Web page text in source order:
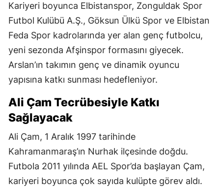
Kariyeri boyunca Elbistanspor, Zonguldak Spor
Futbol Kulübü A.Ş., Göksun Ülkü Spor ve Elbistan
Feda Spor kadrolarında yer alan genç futbolcu,
yeni sezonda Afşinspor formasını giyecek.
Arslan’ın takımın genç ve dinamik oyuncu
yapısına katkı sunması hedefleniyor.
Ali Çam Tecrübesiyle Katkı
Sağlayacak
Ali Çam, 1 Aralık 1997 tarihinde
Kahramanmaraş’ın Nurhak ilçesinde doğdu.
Futbola 2011 yılında AEL Spor’da başlayan Çam,
kariyeri boyunca çok sayıda kulüpte görev aldı.